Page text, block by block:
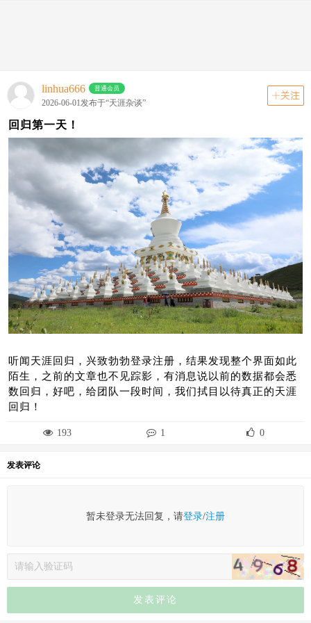
linhua666 普通会员
2026-06-01发布于“天涯杂谈”
关注
回归第一天！
听闻天涯回归，兴致勃勃登录注册，结果发现整个界面如此
陌生，之前的文章也不见踪影，有消息说以前的数据都会悉
数回归，好吧，给团队一段时间，我们拭目以待真正的天涯
回归！
193 1 0
发表评论
暂未登录无法回复，请登录/注册
发表评论